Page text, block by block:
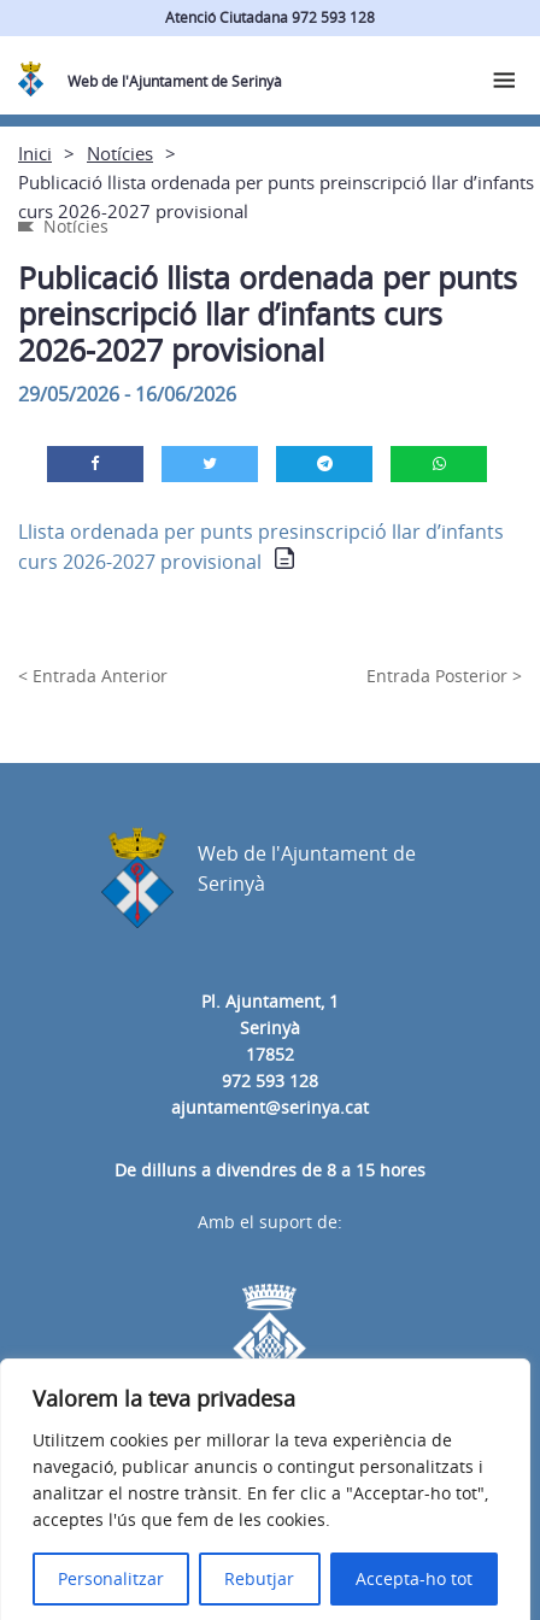
Valorem la teva privadesa
Utilitzem cookies per millorar la teva experiència de
navegació, publicar anuncis o contingut personalitzats i
analitzar el nostre trànsit. En fer clic a "Acceptar-ho tot",
acceptes l'ús que fem de les cookies.
Personalitzar Rebutjar Accepta-ho tot
Atenció Ciutadana 972 593 128
Web de l'Ajuntament de Serinyà
Inici
Notícies
Publicació llista ordenada per punts preinscripció llar d’infants
curs 2026-2027 provisional
Notícies
Publicació llista ordenada per punts
preinscripció llar d’infants curs
2026-2027 provisional
29/05/2026 - 16/06/2026
Llista ordenada per punts presinscripció llar d’infants
curs 2026-2027 provisional
< Entrada Anterior Entrada Posterior >
Pl. Ajuntament, 1
Serinyà
17852
972 593 128
ajuntament@serinya.cat
De dilluns a divendres de 8 a 15 hores
Web de l'Ajuntament de
Serinyà
Avís legal Política de privacitat
Accessibilitat
© 2026
Amb el suport de: